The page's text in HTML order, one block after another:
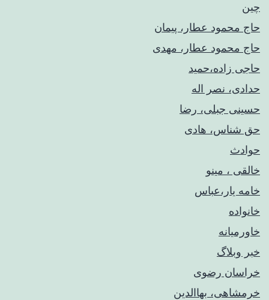
چین
حاج محمود عطار، پیمان
حاج محمود عطار، مهدی
حاجی زاده،حمید
حدادی، نصر اله
حسینی جبلی، رضا
حق شناس، هادی
حوادث
خالقی ، مینو
خامه یار،عباس
خانواده
خاورمیانه
خبر وبلاگ
خراسان رضوی
خرمشاهی، بهاالدین